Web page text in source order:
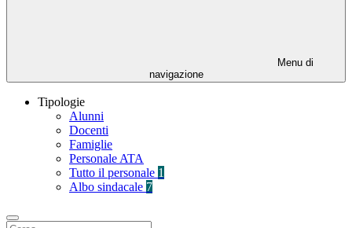
Menu di
navigazione
Tipologie
Alunni
Docenti
Famiglie
Personale ATA
Tutto il personale 1
Albo sindacale 7